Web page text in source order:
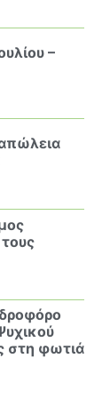
–
στη φωτιά